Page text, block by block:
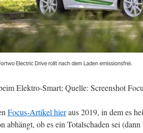
Elektro-Smart; Quelle: Screenshot
Focus-Artikel hieraus 2019, in dem es
abhängt, ob es ein Totalschaden sei